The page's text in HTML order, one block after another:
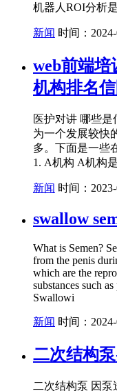
机器人ROI分析
新闻 时间：2024-
web前端培
机构排名信
医护对讲 哪些
为一个发展较快
多。下面是一些
1. A机构 A机构
新闻 时间：
swallow
What is Semen?
from the penis
which are the
substances such
Swallowi
新闻 时间：
二次结构
二次结构泵 因